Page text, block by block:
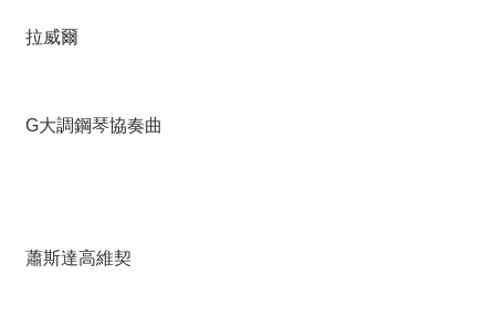
拉威爾
G大調鋼琴協奏曲
蕭斯達高維契